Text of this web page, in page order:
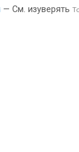
— См. изуверять